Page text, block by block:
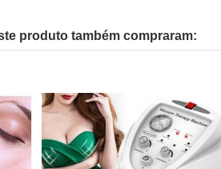
produto também compraram: